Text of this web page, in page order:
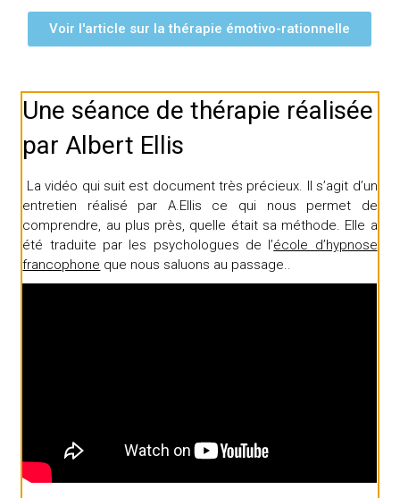
Voir l'article sur la thérapie émotivo-rationnelle
Une séance de thérapie réalisée
par Albert Ellis
La vidéo qui suit est document très précieux. Il s’agit d’un
entretien réalisé par A.Ellis ce qui nous permet de
comprendre, au plus près, quelle était sa méthode. Elle a
été traduite par les psychologues de l’école d’hypnose
francophone que nous saluons au passage..